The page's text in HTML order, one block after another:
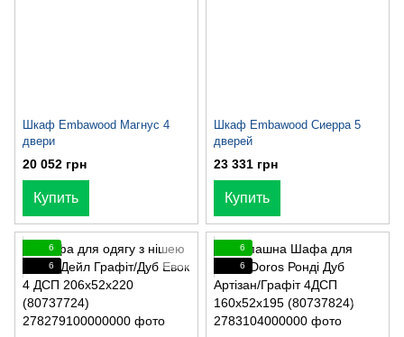
Шкаф Embawood Магнус 4
двери
20 052 грн
Купить
Шкаф Embawood Сиерра 5
дверей
23 331 грн
Купить
6
6
6
6